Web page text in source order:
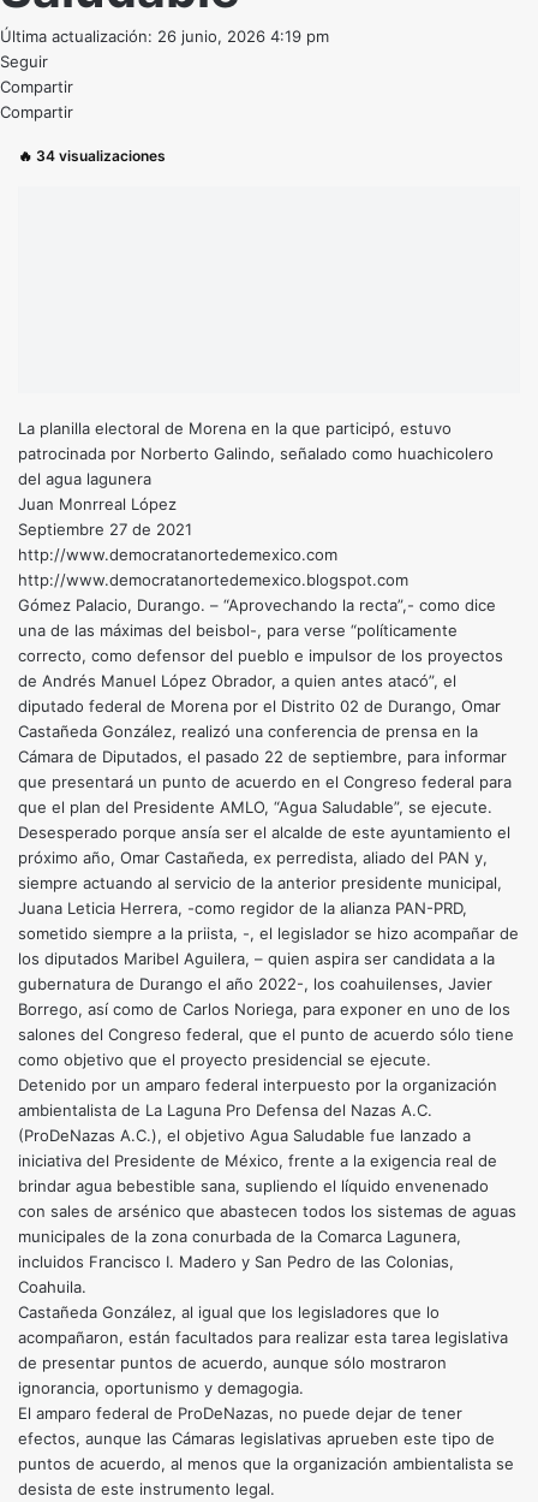
Última actualización: 26 junio, 2026 4:19 pm
Seguir
Compartir
Compartir
🔥 34 visualizaciones
La planilla electoral de Morena en la que participó, estuvo
patrocinada por Norberto Galindo, señalado como huachicolero
del agua lagunera
Juan Monrreal López
Septiembre 27 de 2021
http://www.democratanortedemexico.com
http://www.democratanortedemexico.blogspot.com
Gómez Palacio, Durango. – “Aprovechando la recta”,- como dice
una de las máximas del beisbol-, para verse “políticamente
correcto, como defensor del pueblo e impulsor de los proyectos
de Andrés Manuel López Obrador, a quien antes atacó”, el
diputado federal de Morena por el Distrito 02 de Durango, Omar
Castañeda González, realizó una conferencia de prensa en la
Cámara de Diputados, el pasado 22 de septiembre, para informar
que presentará un punto de acuerdo en el Congreso federal para
que el plan del Presidente AMLO, “Agua Saludable”, se ejecute.
Desesperado porque ansía ser el alcalde de este ayuntamiento el
próximo año, Omar Castañeda, ex perredista, aliado del PAN y,
siempre actuando al servicio de la anterior presidente municipal,
Juana Leticia Herrera, -como regidor de la alianza PAN-PRD,
sometido siempre a la priista, -, el legislador se hizo acompañar de
los diputados Maribel Aguilera, – quien aspira ser candidata a la
gubernatura de Durango el año 2022-, los coahuilenses, Javier
Borrego, así como de Carlos Noriega, para exponer en uno de los
salones del Congreso federal, que el punto de acuerdo sólo tiene
como objetivo que el proyecto presidencial se ejecute.
Detenido por un amparo federal interpuesto por la organización
ambientalista de La Laguna Pro Defensa del Nazas A.C.
(ProDeNazas A.C.), el objetivo Agua Saludable fue lanzado a
iniciativa del Presidente de México, frente a la exigencia real de
brindar agua bebestible sana, supliendo el líquido envenenado
con sales de arsénico que abastecen todos los sistemas de aguas
municipales de la zona conurbada de la Comarca Lagunera,
incluidos Francisco I. Madero y San Pedro de las Colonias,
Coahuila.
Castañeda González, al igual que los legisladores que lo
acompañaron, están facultados para realizar esta tarea legislativa
de presentar puntos de acuerdo, aunque sólo mostraron
ignorancia, oportunismo y demagogia.
El amparo federal de ProDeNazas, no puede dejar de tener
efectos, aunque las Cámaras legislativas aprueben este tipo de
puntos de acuerdo, al menos que la organización ambientalista se
desista de este instrumento legal.